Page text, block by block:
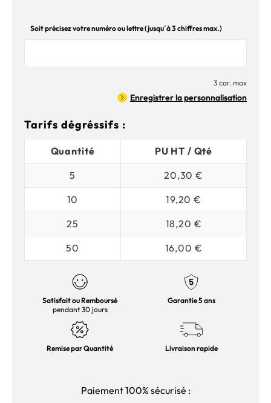
Soit précisez votre numéro ou lettre (jusqu´à 3 chiffres max.)
3 car. max
Enregistrer la personnalisation
Tarifs dégréssifs :
Quantité
PU HT / Qté
5
20,30 €
10
19,20 €
25
18,20 €
50
16,00 €
Satisfait ou Remboursé
pendant 30 jours
Garantie 5 ans
Remise par Quantité Livraison rapide
Paiement 100% sécurisé :